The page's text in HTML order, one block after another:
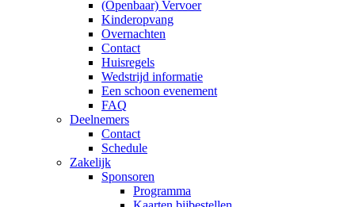
(Openbaar) Vervoer
Kinderopvang
Overnachten
Contact
Huisregels
Wedstrijd informatie
Een schoon evenement
FAQ
Deelnemers
Contact
Schedule
Zakelijk
Sponsoren
Programma